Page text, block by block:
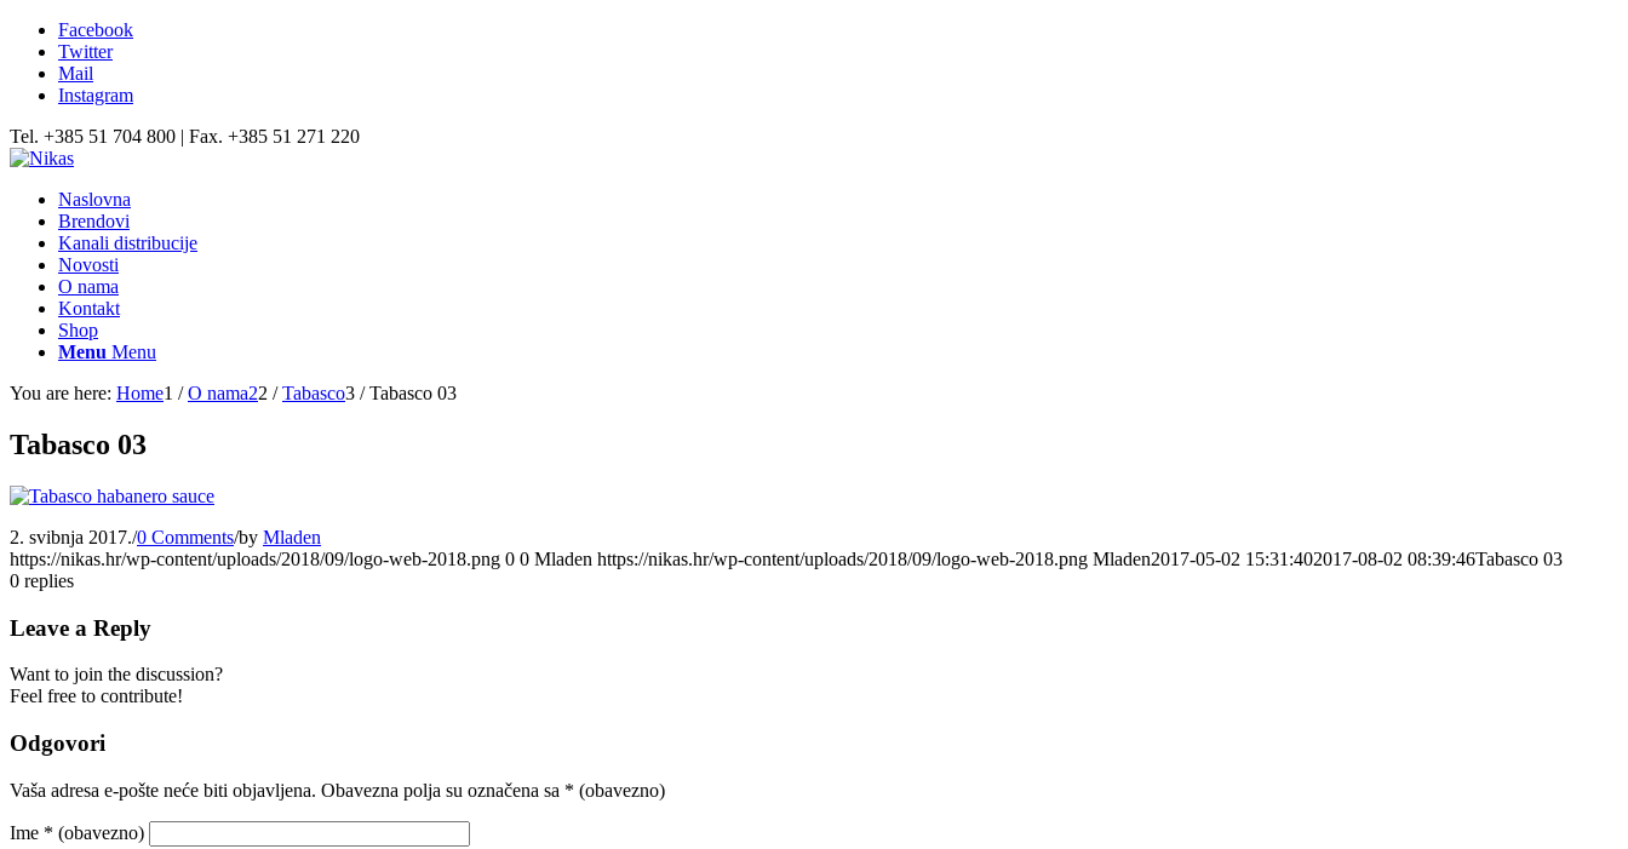
Facebook
Twitter
Mail
Instagram
Tel. +385 51 704 800 | Fax. +385 51 271 220
Naslovna
Brendovi
Kanali distribucije
Novosti
O nama
Kontakt
Shop
Menu Menu
You are here: Home1 / O nama22 / Tabasco3 / Tabasco 03
Tabasco 03
2. svibnja 2017./0 Comments/by Mladen
https://nikas.hr/wp-content/uploads/2018/09/logo-web-2018.png 0 0 Mladen https://nikas.hr/wp-content/uploads/2018/09/logo-web-2018.png Mladen2017-05-02 15:31:402017-08-02 08:39:46Tabasco 03
0 replies
Leave a Reply
Want to join the discussion?
Feel free to contribute!
Odgovori
Vaša adresa e-pošte neće biti objavljena. Obavezna polja su označena sa * (obavezno)
Ime * (obavezno)